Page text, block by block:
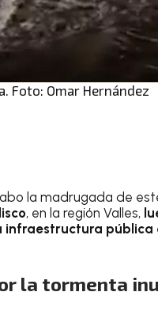
Foto: Omar Hernández
la madrugada de
, en la región Valles,
pública
la tormenta